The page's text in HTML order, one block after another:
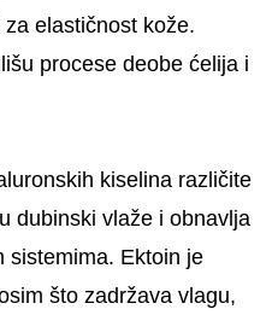
elastičnost kože.
procese deobe ćelija i
kiselina različite
dubinski vlaže i obnavlja
sistemima. Ektoin je
što zadržava vlagu,